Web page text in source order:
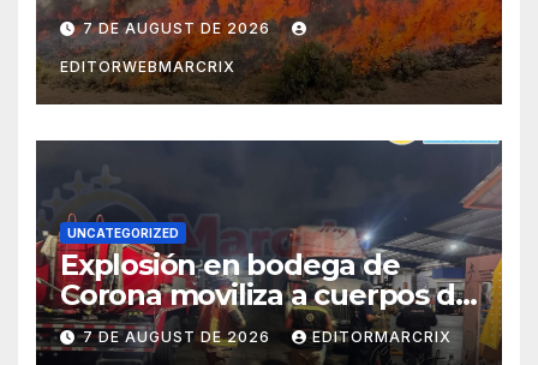
en Utah
7 DE AUGUST DE 2026
EDITORWEBMARCRIX
UNCATEGORIZED
Explosión en bodega de
Corona moviliza a cuerpos de
emergencia en Cancún
7 DE AUGUST DE 2026 EDITORMARCRIX